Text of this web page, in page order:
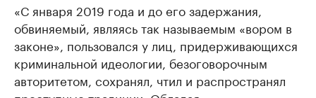
«С января 2019 года и до его задержания,
обвиняемый, являясь так называемым «вором в
законе», пользовался у лиц, придерживающихся
криминальной идеологии, безоговорочным
авторитетом, сохранял, чтил и распространял